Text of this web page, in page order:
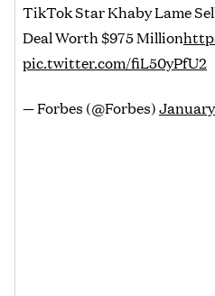
TikTok Star Khaby Lame
Deal Worth $975 Million
pic.twitter.com/fiL50yPfU2
— Forbes (@Forbes)